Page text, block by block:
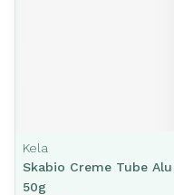
Kela
Skabio Creme Tube Alu
50g